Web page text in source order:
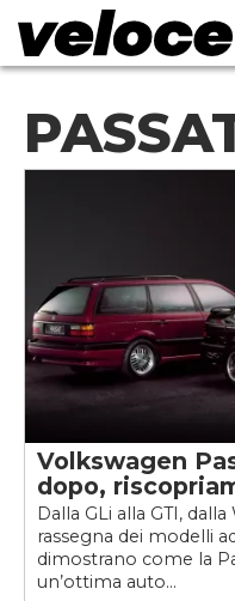
Volkswagen
dopo,
Dalla GLi alla GTI,
rassegna dei modelli
dimostrano come la
un’ottima auto...